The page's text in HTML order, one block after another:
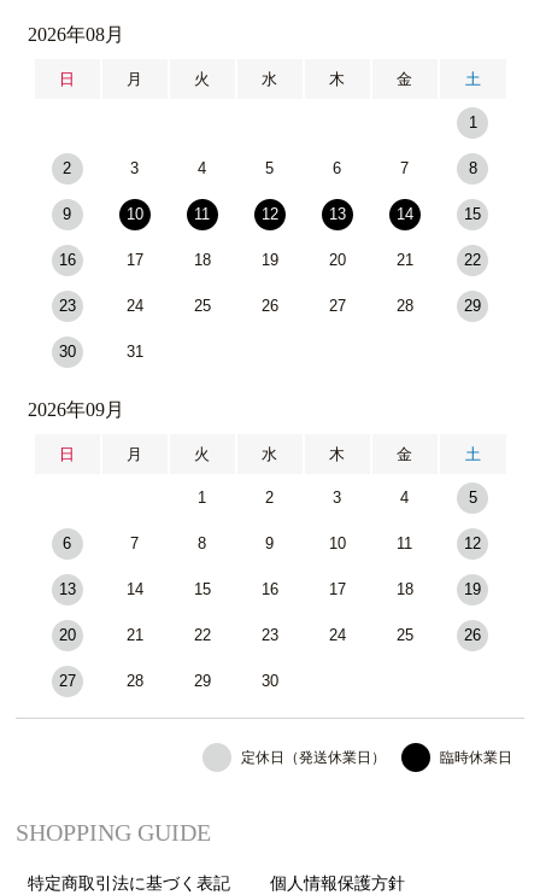
2026年08月
日 月 火 水 木 金 土
1
2 3 4 5 6 7 8
9 10 11 12 13 14 15
16 17 18 19 20 21 22
23 24 25 26 27 28 29
30 31
2026年09月
日 月 火 水 木 金 土
1 2 3 4 5
6 7 8 9 10 11 12
13 14 15 16 17 18 19
20 21 22 23 24 25 26
27 28 29 30
定休日（発送休業日） 臨時休業日
SHOPPING GUIDE
特定商取引法に基づく表記 個人情報保護方針